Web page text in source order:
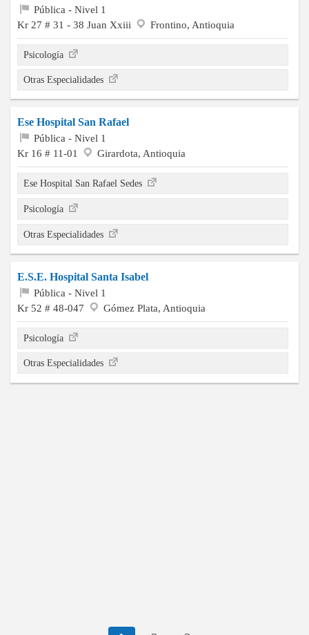
Pública - Nivel 1
Kr 27 # 31 - 38 Juan Xxiii
Frontino, Antioquia
Psicología
Otras Especialidades
Ese Hospital San Rafael
Pública - Nivel 1
Kr 16 # 11-01
Girardota, Antioquia
Ese Hospital San Rafael Sedes
Psicología
Otras Especialidades
E.S.E. Hospital Santa Isabel
Pública - Nivel 1
Kr 52 # 48-047
Gómez Plata, Antioquia
Psicología
Otras Especialidades